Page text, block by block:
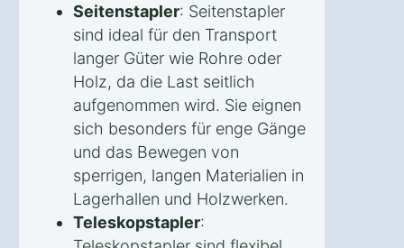
Seitenstapler: Seitenstapler
sind ideal für den Transport
langer Güter wie Rohre oder
Holz, da die Last seitlich
aufgenommen wird. Sie eignen
sich besonders für enge Gänge
und das Bewegen von
sperrigen, langen Materialien in
Lagerhallen und Holzwerken.
Teleskopstapler: